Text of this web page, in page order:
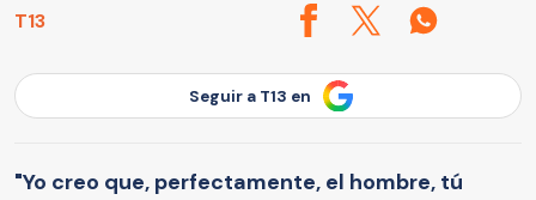
T13
Seguir a T13 en
"Yo creo que, perfectamente, el hombre, tú